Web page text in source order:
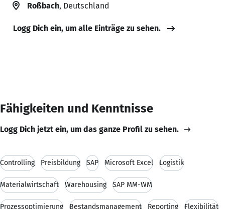
Roßbach, Deutschland
Logg Dich ein, um alle Einträge zu sehen.
Fähigkeiten und Kenntnisse
Logg Dich jetzt ein, um das ganze Profil zu sehen.
Controlling Preisbildung SAP Microsoft Excel Logistik
Materialwirtschaft Warehousing SAP MM-WM
Prozessoptimierung Bestandsmanagement Reporting Flexibilität